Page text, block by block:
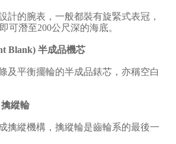
計的腕表，一般都裝有旋緊式表冠，
即可潛至200公尺深的海底。
Blank) 半成品機芯
及平衡擺輪的半成品錶芯，亦稱空白
擒縱輪
擒縱機構，擒縱輪是齒輪系的最後一